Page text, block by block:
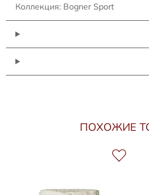
Коллекция: Bogner Sport
ПОХОЖИЕ